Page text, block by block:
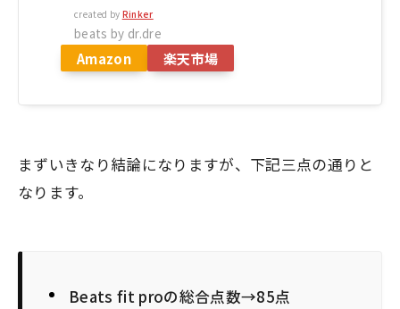
created by Rinker
beats by dr.dre
Amazon 楽天市場
まずいきなり結論になりますが、下記三点の通りと
なります。
Beats fit proの総合点数→85点